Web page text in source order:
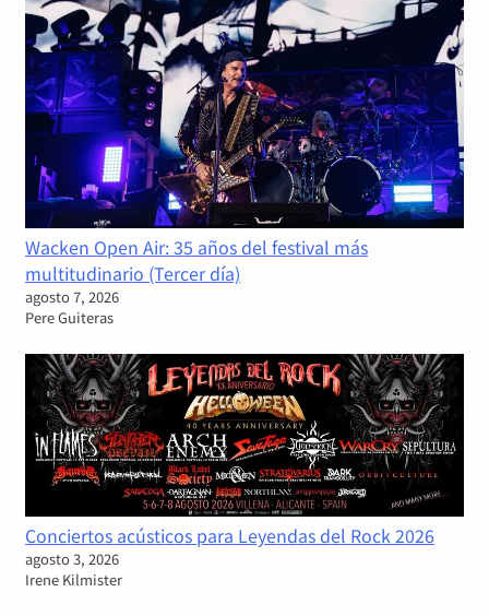
Wacken Open Air: 35 años del festival más
multitudinario (Tercer día)
agosto 7, 2026
Pere Guiteras
Conciertos acústicos para Leyendas del Rock 2026
agosto 3, 2026
Irene Kilmister